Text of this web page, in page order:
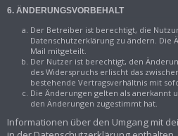
6. ÄNDERUNGSVORBEHALT
Der Betreiber ist berechtigt, die
Datenschutzerklärung zu ändern. Die
Mail mitgeteilt.
Der Nutzer ist berechtigt, den
des Widerspruchs erlischt das
bestehende Vertragsverhältnis mit
Die Änderungen gelten als anerkannt
den Änderungen zugestimmt hat.
Informationen über den Umgang mit